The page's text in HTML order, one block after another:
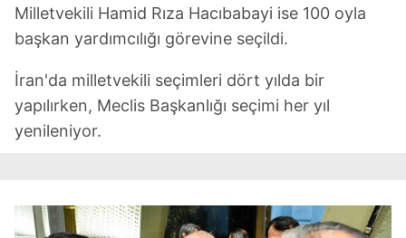
Milletvekili Hamid Rıza Hacıbabayi ise 100 oyla
başkan yardımcılığı görevine seçildi.
İran'da milletvekili seçimleri dört yılda bir
yapılırken, Meclis Başkanlığı seçimi her yıl
yenileniyor.